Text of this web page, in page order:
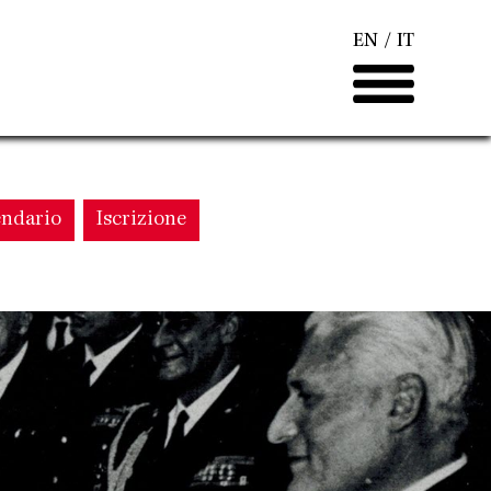
EN IT
Iscrizione